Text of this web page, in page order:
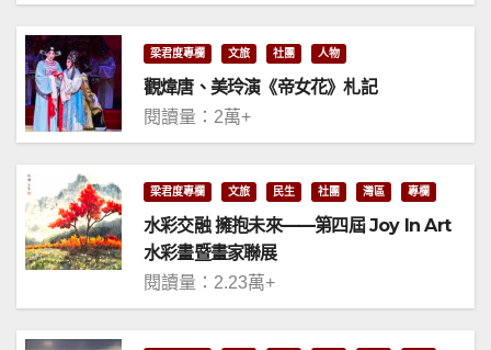
梁君度專欄 文旅 社團 人物
觀煒唐、美玲演《帝女花》札記
閱讀量：2萬+
梁君度專欄 文旅 民生 社團 灣區 專欄
水彩交融 擁抱未來——第四屆 Joy In Art
水彩畫暨畫家聯展
閱讀量：2.23萬+